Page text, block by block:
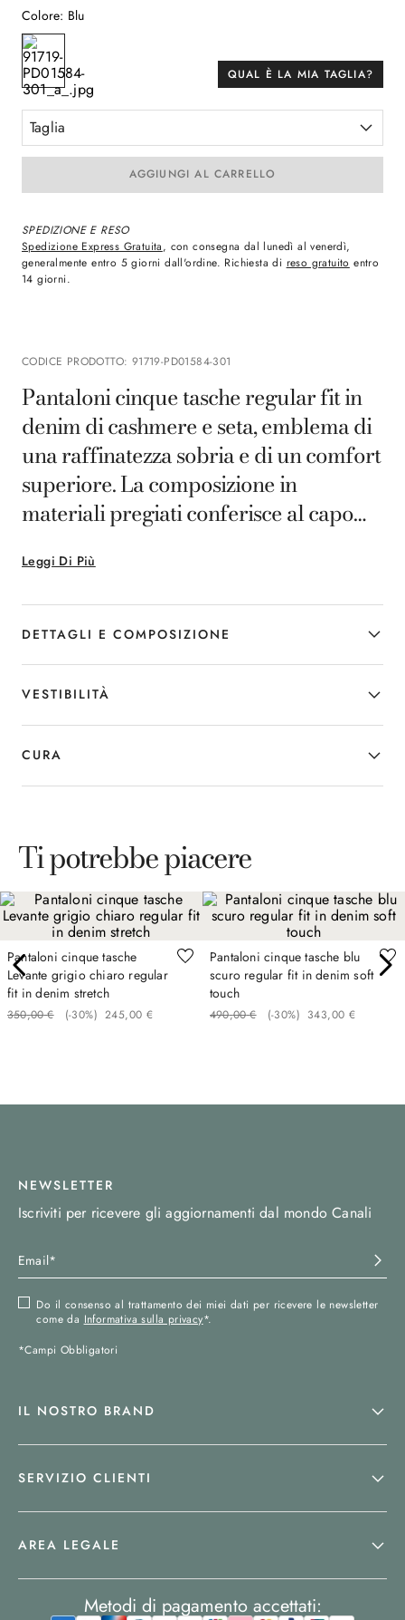
Colore: Blu
QUAL È LA MIA TAGLIA?
Taglia
AGGIUNGI AL CARRELLO
SPEDIZIONE E RESO
Spedizione Express Gratuita, con consegna dal lunedì al venerdì,
generalmente entro 5 giorni dall'ordine. Richiesta di reso gratuito entro
14 giorni.
CODICE PRODOTTO: 91719-PD01584-301
Leggi Di Più
Pantaloni cinque tasche regular fit in
denim di cashmere e seta, emblema di
una raffinatezza sobria e di un comfort
superiore. La composizione in
materiali pregiati conferisce al capo
aspetto curato. La vestibilità regular
valorizza la figura con eleganza senza
rinunciare alla praticità, rendendo
questi pantaloni una scelta perfetta per
chi desidera unire lusso discreto e
versatilità nel proprio stile quotidiano.
DETTAGLI E COMPOSIZIONE
VESTIBILITÀ
CURA
Ti potrebbe piacere
Pantaloni cinque tasche
Levante grigio chiaro regular
fit in denim stretch
350,00 € (-30%) 245,00 €
Pantaloni cinque tasche blu
scuro regular fit in denim soft
touch
490,00 € (-30%) 343,00 €
NEWSLETTER
Iscriviti per ricevere gli aggiornamenti dal mondo Canali
Do il consenso al trattamento dei miei dati per ricevere le newsletter
come da Informativa sulla privacy*.
*Campi Obbligatori
IL NOSTRO BRAND
SERVIZIO CLIENTI
AREA LEGALE
Metodi di pagamento accettati: